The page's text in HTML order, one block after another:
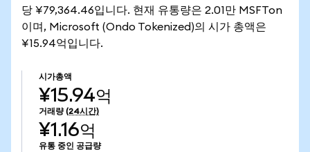
당 ¥79,364.46입니다. 현재 유통량은 2.01만 MSFTon
이며, Microsoft (Ondo Tokenized)의 시가 총액은
¥15.94억입니다.
시가총액
¥15.94억
거래량 (24시간)
¥1.16억
유통 중인 공급량